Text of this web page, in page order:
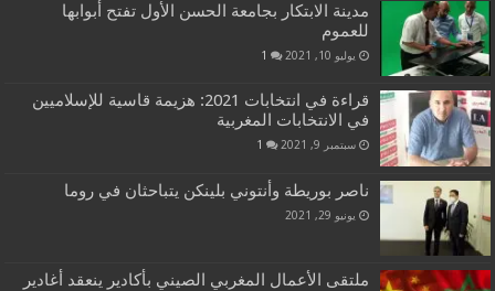
مدينة الابتكار بجامعة الحسن الأول تفتح أبوابها
للعموم
يوليو 10, 2021 1
قراءة في انتخابات 2021: هزيمة قاسية للإسلاميين
في الانتخابات المغربية
سبتمبر 9, 2021 1
ناصر بوريطة وأنتوني بلينكن يتباحثان في روما
يونيو 29, 2021
ملتقى الأعمال المغربي الصيني بأكادير ينعقد أغادير